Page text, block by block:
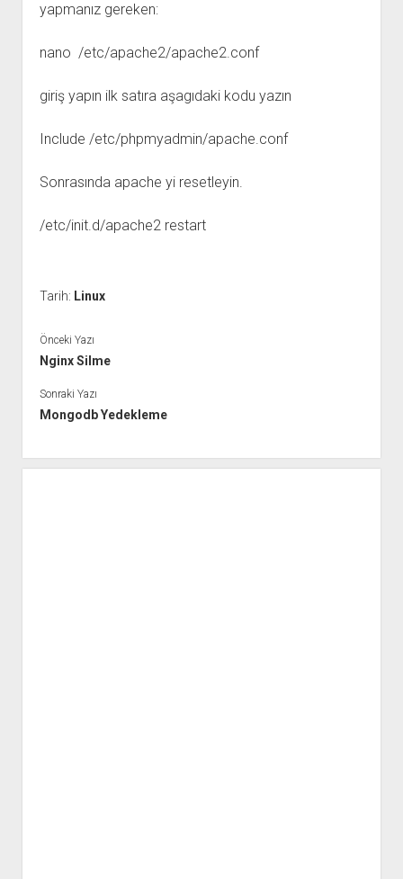
yapmanız gereken:
nano /etc/apache2/apache2.conf
giriş yapın ilk satıra aşagıdaki kodu yazın
Include /etc/phpmyadmin/apache.conf
Sonrasında apache yi resetleyin.
/etc/init.d/apache2 restart
Tarih: Linux
Önceki Yazı
Nginx Silme
Sonraki Yazı
Mongodb Yedekleme